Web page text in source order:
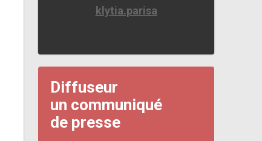
klytia.parisa
Diffuseur
un communiqué
de presse